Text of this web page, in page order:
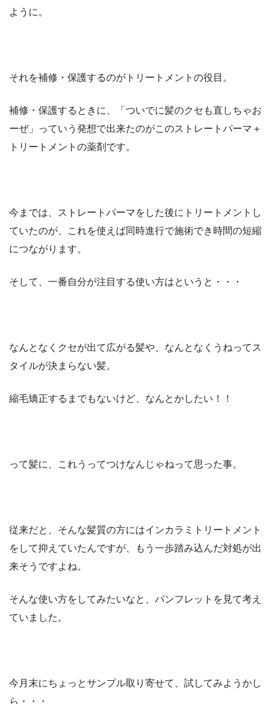
ように。
それを補修・保護するのがトリートメントの役目。
補修・保護するときに、「ついでに髪のクセも直しちゃお
ーぜ」っていう発想で出来たのがこのストレートパーマ＋
トリートメントの薬剤です。
今までは、ストレートパーマをした後にトリートメントし
ていたのが、これを使えば同時進行で施術でき時間の短縮
につながります。
そして、一番自分が注目する使い方はというと・・・
なんとなくクセが出て広がる髪や、なんとなくうねってス
タイルが決まらない髪。
縮毛矯正するまでもないけど、なんとかしたい！！
って髪に、これうってつけなんじゃねって思った事。
従来だと、そんな髪質の方にはインカラミトリートメント
をして抑えていたんですが、もう一歩踏み込んだ対処が出
来そうですよね。
そんな使い方をしてみたいなと、パンフレットを見て考え
ていました。
今月末にちょっとサンプル取り寄せて、試してみようかし
ら・・・